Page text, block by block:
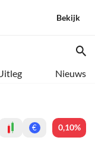
Bekijk
Nieuws
€ 0,10%